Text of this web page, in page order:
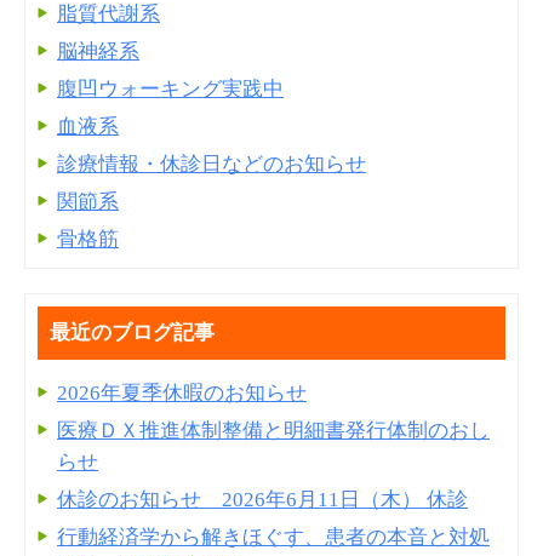
脂質代謝系
脳神経系
腹凹ウォーキング実践中
血液系
診療情報・休診日などのお知らせ
関節系
骨格筋
最近のブログ記事
2026年夏季休暇のお知らせ
医療ＤＸ推進体制整備と明細書発⾏体制のおし
らせ
休診のお知らせ 2026年6月11日（木） 休診
行動経済学から解きほぐす、患者の本音と対処